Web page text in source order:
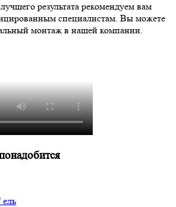
результата рекомендуем вам
специалистам. Вы можете
монтаж в нашей компании.
ель